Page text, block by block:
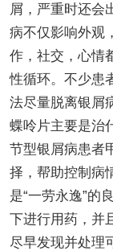
屑，严重时还会
病不仅影响外观
作，社交，心情
性循环。不少患
法尽量脱离银屑
蝶呤片主要是治
节型银屑病患者
择，帮助控制病
是“一劳永逸”的
下进行用药，并
尽早发现并处理